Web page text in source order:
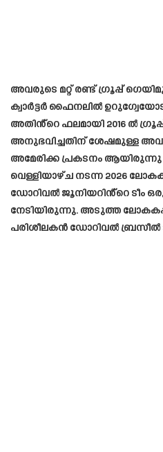
അവരുടെ മറ്റ് രണ്ട് ഗ്രൂപ്പ്
ക്വാർട്ടർ ഫൈനലിൽ
അതിൻ്റെ ഫലമായി 2016 ൽ
അനുഭവിച്ചതിന് ശേഷമുള്ള
അമേരിക്ക പ്രകടനം
വെള്ളിയാഴ്ച നടന്ന 2026
ഡോറിവൽ ജൂനിയറിൻ്റെ ടീം
നേടിയിരുന്നു. അടുത്ത
പരിശീലകൻ ഡോറിവൽ ബ്രസീൽ